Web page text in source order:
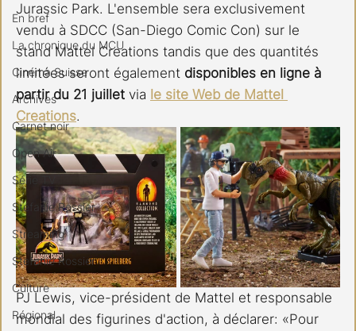
En bref
La chronique du MCU
Cinéma Suisse
Archives
Carnet noir
Open Air
Série TV
Stéfanie Rossier
Streaming
Stefanie Rossier
Culture
Régional
Jurassic Park. L'ensemble sera exclusivement
vendu à SDCC (San-Diego Comic Con) sur le
stand Mattel Creations tandis que des quantités
limitées seront également disponibles en ligne à
partir du 21 juillet via le site Web de Mattel
Creations.
PJ Lewis, vice-président de Mattel et responsable
mondial des figurines d'action, à déclarer: «Pour